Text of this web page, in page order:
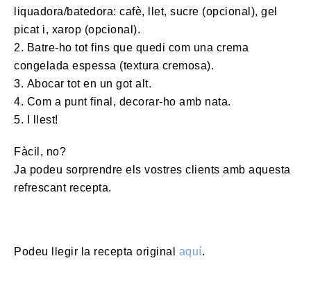
liquadora/batedora: cafè, llet, sucre (opcional), gel
picat i, xarop (opcional).
2. Batre-ho tot fins que quedi com una crema
congelada espessa (textura cremosa).
3. Abocar tot en un got alt.
4. Com a punt final, decorar-ho amb nata.
5. I llest!
Fàcil, no?
Ja podeu sorprendre els vostres clients amb aquesta
refrescant recepta.
Podeu llegir la recepta original aquí.